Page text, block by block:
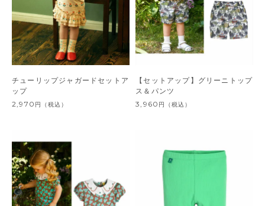
チューリップジャガードセットア
ップ
2,970 円 （税込）
【セットアップ】グリーニトップ
ス＆パンツ
3,960 円 （税込）